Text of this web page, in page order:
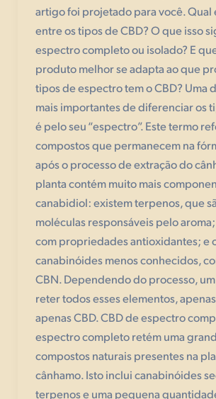
artigo foi projetado para você. Qual
entre os tipos de CBD? O que isso
espectro completo ou isolado? E
produto melhor se adapta ao que
tipos de espectro tem o CBD? Uma
mais importantes de diferenciar os
é pelo seu “espectro”. Este termo
compostos que permanecem na
após o processo de extração do
planta contém muito mais
canabidiol: existem terpenos, que
moléculas responsáveis pelo
com propriedades antioxidantes; e
canabinóides menos conhecidos,
CBN. Dependendo do processo,
reter todos esses elementos,
apenas CBD. CBD de espectro
espectro completo retém uma
compostos naturais presentes na
cânhamo. Isto inclui canabinóides
terpenos e uma pequena